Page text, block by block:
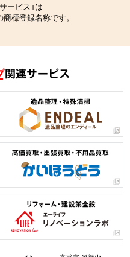
ービス」は
標登録名称です。
関連サービス